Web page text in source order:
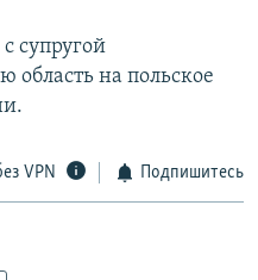
супругой
область на польское
VPN Подпишитесь